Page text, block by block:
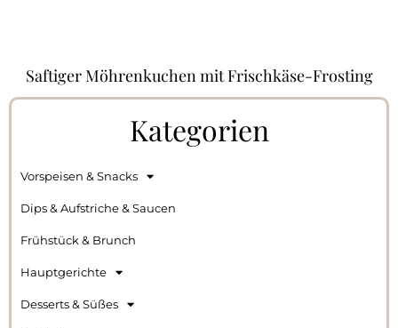
Saftiger Möhrenkuchen mit Frischkäse-Frosting
Kategorien
Vorspeisen & Snacks
Dips & Aufstriche & Saucen
Frühstück & Brunch
Hauptgerichte
Desserts & Süßes